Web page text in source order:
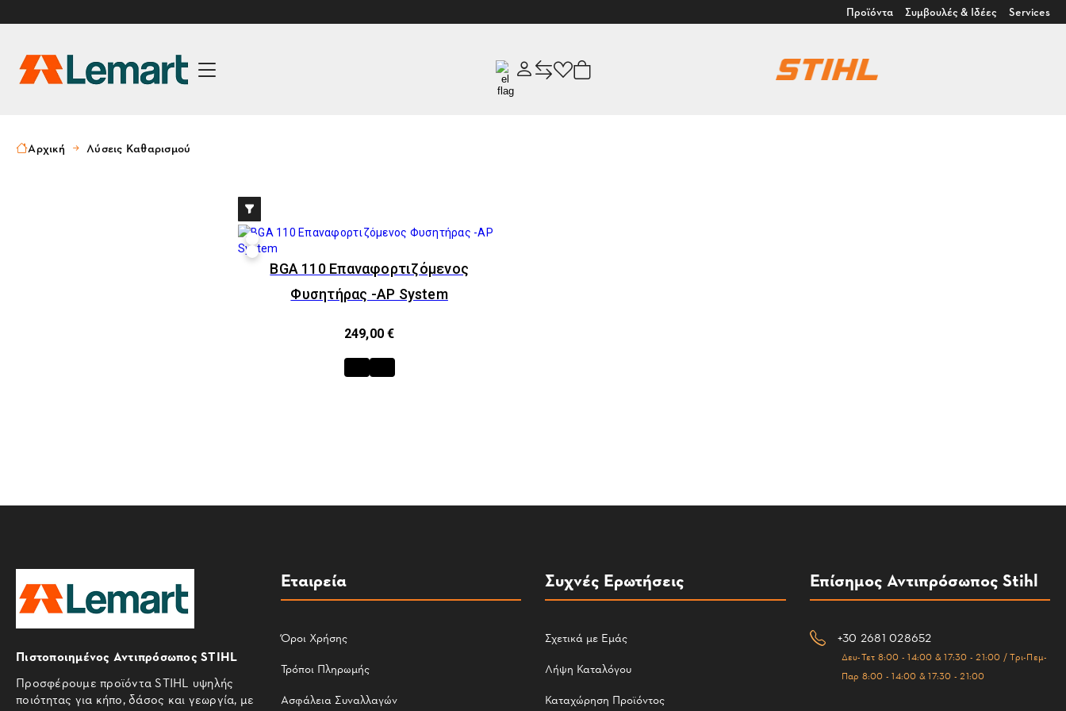
Προϊόντα Συμβουλές & Ιδέες Services
Αρχική Λύσεις Καθαρισμού
BGA 110 Eπαναφορτιζόμενος
Φυσητήρας -AP System
249,00 €
Πιστοποιημένος Αντιπρόσωπος STIHL
Προσφέρουμε προϊόντα STIHL υψηλής
ποιότητας για κήπο, δάσος και γεωργία, με
Εταιρεία
Όροι Χρήσης
Τρόποι Πληρωμής
Ασφάλεια Συναλλαγών
Συχνές Ερωτήσεις
Σχετικά με Εμάς
Λήψη Καταλόγου
Καταχώρηση Προϊόντος
Επίσημος Αντιπρόσωπος Stihl
+30 2681 028652
Δευ-Τετ 8:00 - 14:00 & 17:30 - 21:00 / Τρι-Πεμ-
Παρ 8:00 - 14:00 & 17:30 - 21:00